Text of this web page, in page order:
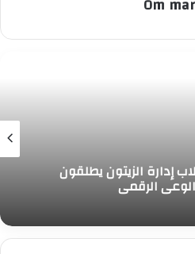
إدارة الزيتون يطلقون
الرقمي